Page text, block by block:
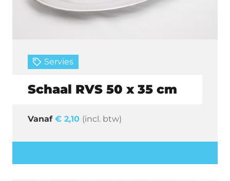
Servies
Schaal RVS 50 x 35 cm
€ 2,10 (incl. btw)